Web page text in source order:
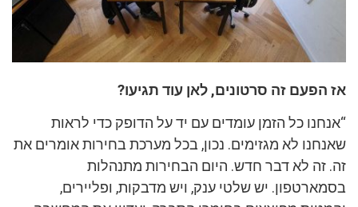
אז הפעם זה סרטונים, לאן עוד תגיעו?
“אנחנו כל הזמן עומדים עם יד על הדופק כדי לראות
שאנחנו לא מגזימים. נכון, בכל מערכת בחירות אומרים את
זה. זה לא דבר חדש. היום הבחירות מתנהלות
בסמארטפון. יש שלטי ענק, ויש מדבקות, ופליירים,